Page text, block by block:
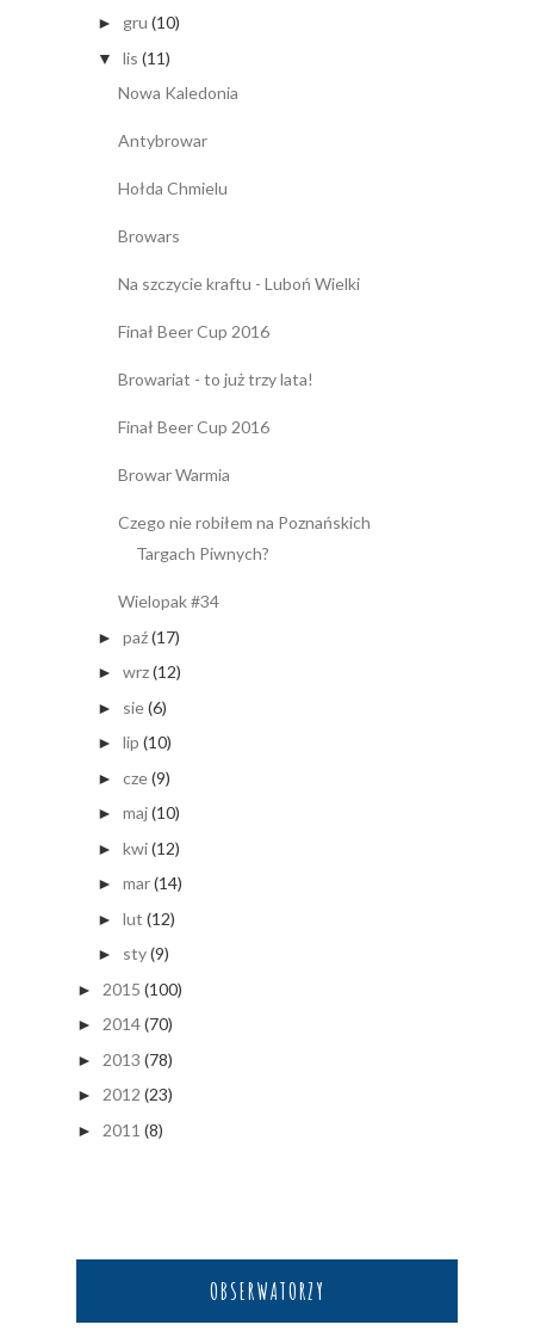
► gru (10)
▼ lis (11)
Nowa Kaledonia
Antybrowar
Hołda Chmielu
Browars
Na szczycie kraftu - Luboń Wielki
Finał Beer Cup 2016
Browariat - to już trzy lata!
Finał Beer Cup 2016
Browar Warmia
Czego nie robiłem na Poznańskich
Targach Piwnych?
Wielopak #34
► paź(17)
► wrz(12)
► sie(6)
► lip (10)
► cze(9)
► maj(10)
► kwi(12)
► mar(14)
► lut (12)
► sty(9)
► 2015 (100)
► 2014(70)
► 2013 (78)
► 2012 (23)
► 2011 (8)
OBSERWATORZY